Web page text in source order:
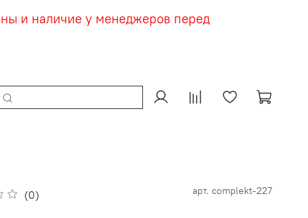
и наличие у менеджеров перед
(0) арт. complekt-227